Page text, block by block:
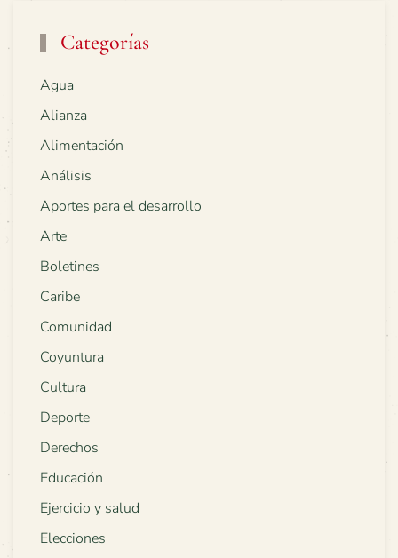
Categorías
Agua
Alianza
Alimentación
Análisis
Aportes para el desarrollo
Arte
Boletines
Caribe
Comunidad
Coyuntura
Cultura
Deporte
Derechos
Educación
Ejercicio y salud
Elecciones